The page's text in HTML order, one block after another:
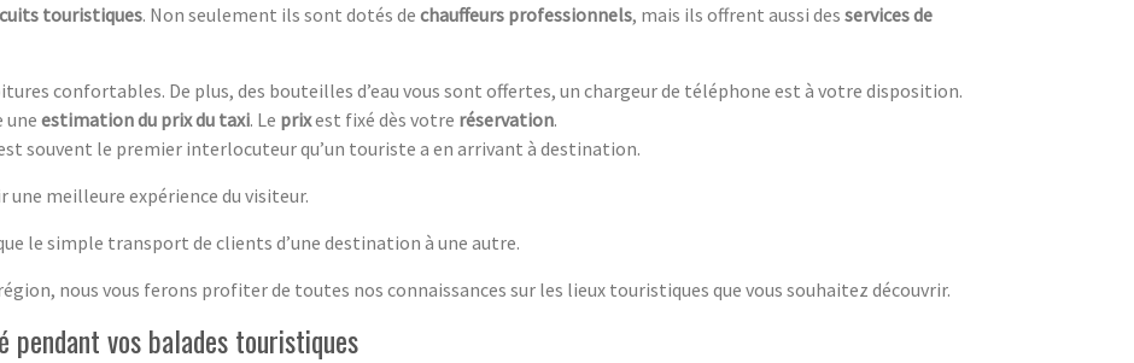
touristiques. Non seulement ils sont dotés de chauffeurs professionnels, mais ils offrent aussi des services de
confortables. De plus, des bouteilles d’eau vous sont offertes, un chargeur de téléphone est à votre disposition.
une estimation du prix du taxi. Le prixest fixé dès votre réservation.
souvent le premier interlocuteur qu’un touriste a en arrivant à destination.
meilleure expérience du visiteur.
le simple transport de clients d’une destination à une autre.
nous vous ferons profiter de toutes nos connaissances sur les lieux touristiques que vous souhaitez découvrir.
pendant vos balades touristiques